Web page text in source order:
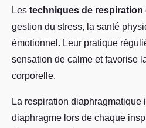
Les techniques de respiration
gestion du stress, la santé
émotionnel. Leur pratique
sensation de calme et favorise
corporelle.
La respiration diaphragmatique
diaphragme lors de chaque